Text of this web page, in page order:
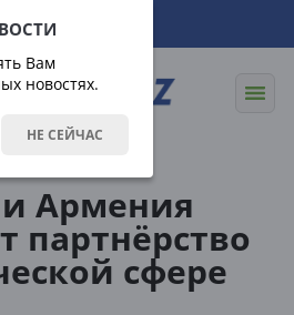
Вам
новостях.
НЕ СЕЙЧАС
и Армения
партнёрство
сфере